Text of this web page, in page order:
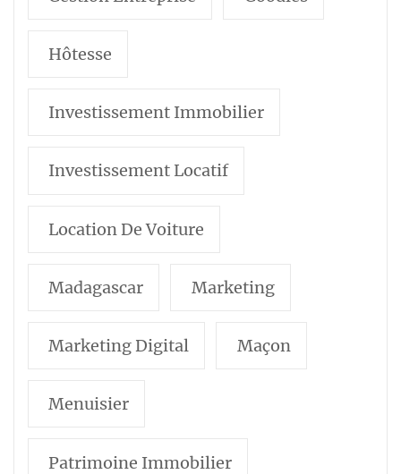
Hôtesse
Investissement Immobilier
Investissement Locatif
Location De Voiture
Madagascar Marketing
Marketing Digital Maçon
Menuisier
Patrimoine Immobilier